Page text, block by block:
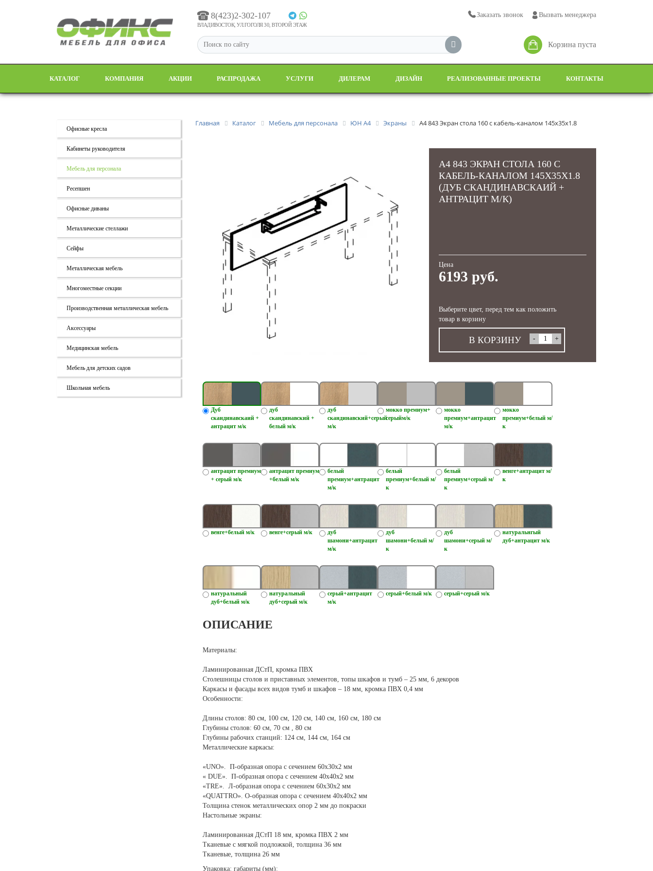
8(423)2-302-107
ВЛАДИВОСТОК, УЛ.ГОГОЛЯ 30, ВТОРОЙ ЭТАЖ
Заказать звонок Вызвать менеджера
Корзина пуста
КАТАЛОГ КОМПАНИЯ АКЦИИ РАСПРОДАЖА УСЛУГИ ДИЛЕРАМ ДИЗАЙН РЕАЛИЗОВАННЫЕ ПРОЕКТЫ КОНТАКТЫ
Офисные кресла
Кабинеты руководителя
Мебель для персонала
Ресепшен
Офисные диваны
Металлические стеллажи
Сейфы
Металлическая мебель
Многоместные секции
Производственная металлическая мебель
Аксессуары
Медицинская мебель
Мебель для детских садов
Школьная мебель
Главная Каталог Мебель для персонала ЮН А4 Экраны А4 843 Экран стола 160 с кабель-каналом 145x35x1.8
А4 843 ЭКРАН СТОЛА 160 С
КАБЕЛЬ-КАНАЛОМ 145X35X1.8
(ДУБ СКАНДИНАВСКАИЙ +
АНТРАЦИТ М/К)
Цена
6193 руб.
Выберите цвет, перед тем как положить
товар в корзину
В КОРЗИНУ
Дуб
скандинавскаий +
антрацит м/к
дуб
скандинавский +
белый м/к
дуб
скандинавский+серый
м/к
мокко премиум+
серыйм/к
мокко
премиум+антрацит
м/к
мокко
премиум+белый м/
к
антрацит премиум
+ серый м/к
антрацит премиум
+белый м/к
белый
премиум+антрацит
м/к
белый
премиум+белый м/
к
белый
премиум+серый м/
к
венге+антрацит м/
к
венге+белый м/к венге+серый м/к
дуб
шамони+антрацит
м/к
дуб
шамони+белый м/
к
дуб
шамони+серый м/
к
натуральнгый
дуб+антрацит м/к
натуральный
дуб+белый м/к
натуральный
дуб+серый м/к
серый+антрацит
м/к
серый+белый м/к серый+серый м/к
ОПИСАНИЕ
Материалы:
Ламинированная ДСтП, кромка ПВХ
Столешницы столов и приставных элементов, топы шкафов и тумб – 25 мм, 6 декоров
Каркасы и фасады всех видов тумб и шкафов – 18 мм, кромка ПВХ 0,4 мм
Особенности:
Длины столов: 80 см, 100 см, 120 см, 140 см, 160 см, 180 см
Глубины столов: 60 см, 70 см , 80 см
Глубины рабочих станций: 124 см, 144 см, 164 см
Металлические каркасы:
«UNO». П-образная опора с сечением 60х30х2 мм
« DUE». П-образная опора с сечением 40х40х2 мм
«TRE». Л-образная опора с сечением 60х30х2 мм
«QUATTRO». О-образная опора с сечением 40х40х2 мм
Толщина стенок металлических опор 2 мм до покраски
Настольные экраны:
Ламинированная ДСтП 18 мм, кромка ПВХ 2 мм
Тканевые с мягкой подложкой, толщина 36 мм
Тканевые, толщина 26 мм
Упаковка: габариты (мм):